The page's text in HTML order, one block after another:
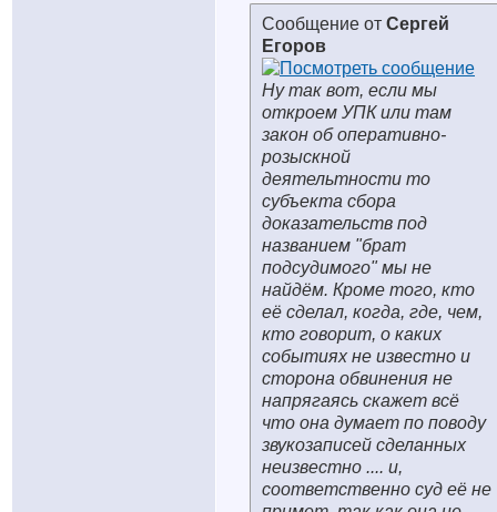
Сообщение от Сергей
Егоров
Ну так вот, если мы
откроем УПК или там
закон об оперативно-
розыскной
деятельтности то
субъекта сбора
доказательств под
названием "брат
подсудимого" мы не
найдём. Кроме того, кто
её сделал, когда, где, чем,
кто говорит, о каких
событиях не известно и
сторона обвинения не
напрягаясь скажет всё
что она думает по поводу
звукозаписей сделанных
неизвестно .... и,
соответственно суд её не